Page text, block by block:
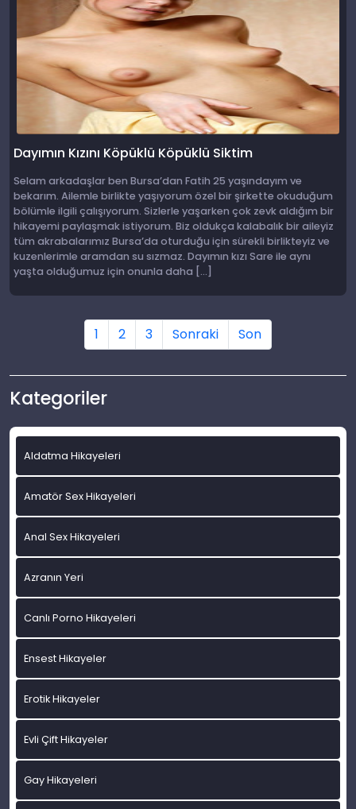
Dayımın Kızını Köpüklü Köpüklü Siktim
Selam arkadaşlar ben Bursa’dan Fatih 25 yaşındayım ve
bekarım. Ailemle birlikte yaşıyorum özel bir şirkette okuduğum
bölümle ilgili çalışıyorum. Sizlerle yaşarken çok zevk aldığım bir
hikayemi paylaşmak istiyorum. Biz oldukça kalabalık bir aileyiz
tüm akrabalarımız Bursa’da oturduğu için sürekli birlikteyiz ve
kuzenlerimle aramdan su sızmaz. Dayımın kızı Sare ile aynı
yaşta olduğumuz için onunla daha […]
1 2 3 Sonraki Son
Kategoriler
Aldatma Hikayeleri
Amatör Sex Hikayeleri
Anal Sex Hikayeleri
Azranın Yeri
Canlı Porno Hikayeleri
Ensest Hikayeler
Erotik Hikayeler
Evli Çift Hikayeler
Gay Hikayeleri